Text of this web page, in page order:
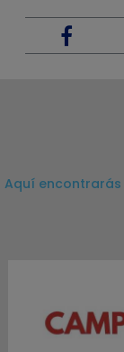
Aquí encontrarás